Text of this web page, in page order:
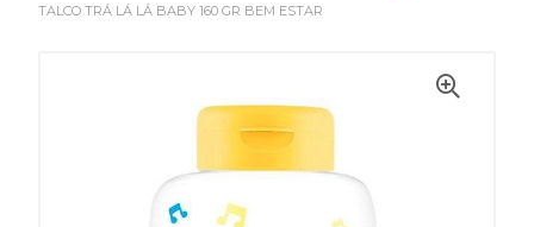
TALCO TRÁ LÁ LÁ BABY 160 GR BEM ESTAR